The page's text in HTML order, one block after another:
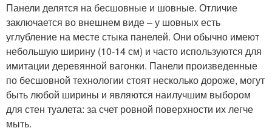
Панели делятся на бесшовные и шовные. Отличие
заключается во внешнем виде – у шовных есть
углубление на месте стыка панелей. Они обычно имеют
небольшую ширину (10-14 см) и часто используются для
имитации деревянной вагонки. Панели произведенные
по бесшовной технологии стоят несколько дороже, могут
быть любой ширины и являются наилучшим выбором
для стен туалета: за счет ровной поверхности их легче
мыть.